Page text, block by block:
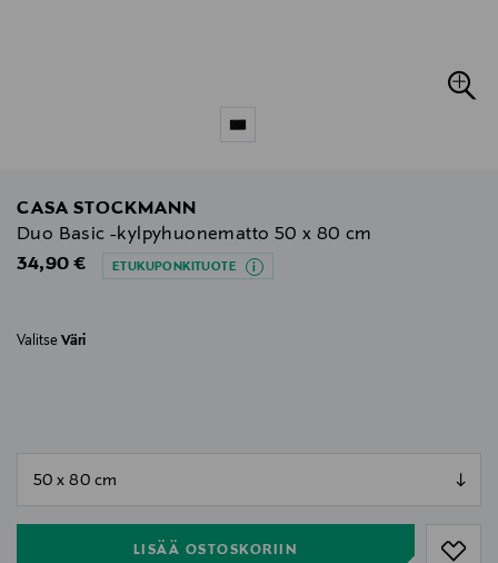
CASA STOCKMANN
Duo Basic -kylpyhuonematto 50 x 80 cm
Original Price
34,90 € ETUKUPONKITUOTE
Valitse Väri
LISÄÄ OSTOSKORIIN